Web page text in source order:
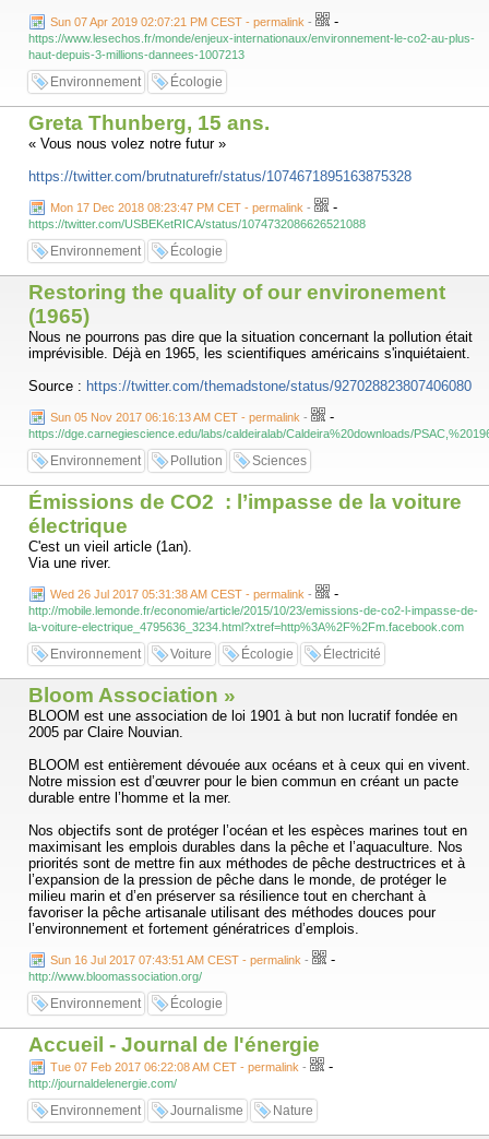
Sun 07 Apr 2019 02:07:21 PM CEST - permalink - -
https://www.lesechos.fr/monde/enjeux-internationaux/environnement-le-co2-au-plus-
haut-depuis-3-millions-dannees-1007213
Environnement Écologie
Greta Thunberg, 15 ans.
« Vous nous volez notre futur »
https://twitter.com/brutnaturefr/status/1074671895163875328
Mon 17 Dec 2018 08:23:47 PM CET - permalink - -
https://twitter.com/USBEKetRICA/status/1074732086626521088
Environnement Écologie
Restoring the quality of our environement
(1965)
Nous ne pourrons pas dire que la situation concernant la pollution était
imprévisible. Déjà en 1965, les scientifiques américains s'inquiétaient.
Source : https://twitter.com/themadstone/status/927028823807406080
Sun 05 Nov 2017 06:16:13 AM CET - permalink - -
https://dge.carnegiescience.edu/labs/caldeiralab/Caldeira%20downloads/
Environnement Pollution Sciences
Émissions de CO2 : l’impasse de la voiture
électrique
C'est un vieil article (1an).
Via une river.
Wed 26 Jul 2017 05:31:38 AM CEST - permalink - -
http://mobile.lemonde.fr/economie/article/2015/10/23/emissions-de-co2-l-impasse-de-
la-voiture-electrique_4795636_3234.html?xtref=http%3A%2F%2Fm.facebook.com
Environnement Voiture Écologie Électricité
Bloom Association »
BLOOM est une association de loi 1901 à but non lucratif fondée en
2005 par Claire Nouvian.
BLOOM est entièrement dévouée aux océans et à ceux qui en vivent.
Notre mission est d’œuvrer pour le bien commun en créant un pacte
durable entre l’homme et la mer.
Nos objectifs sont de protéger l’océan et les espèces marines tout en
maximisant les emplois durables dans la pêche et l’aquaculture. Nos
priorités sont de mettre fin aux méthodes de pêche destructrices et à
l’expansion de la pression de pêche dans le monde, de protéger le
milieu marin et d’en préserver sa résilience tout en cherchant à
favoriser la pêche artisanale utilisant des méthodes douces pour
l’environnement et fortement génératrices d’emplois.
Sun 16 Jul 2017 07:43:51 AM CEST - permalink - -
http://www.bloomassociation.org/
Environnement Écologie
Accueil - Journal de l'énergie
Tue 07 Feb 2017 06:22:08 AM CET - permalink - -
http://journaldelenergie.com/
Environnement Journalisme Nature